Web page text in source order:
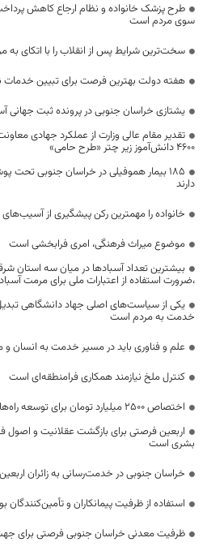
طرح پزشک خانواده و نظام ارجاع کاهش
سوی مردم است
سخت‌ترین شرایط پس از انقلاب را با اتکای
هفته دولت بهترین فرصت برای تبیین خدمات
یشتازی خراسان جنوبی در پرونده ثبت جهانی
تقدیر مقام عالی وزارت از عملکرد جهادی
۴۶۰۰ دانش‌آموز زیر چتر «طرح حامی»
۱۸۵ بیمار هموفیلی در خراسان جنوبی
دارند
خانواده را مهمترین رکن پیشگیری از
موضوع میراث فرهنگی، امری فرابخشی است
بیشترین تعداد آسبادها در میان سه استان
،ضرورت استفاده از اعتبارات ملی برای مرمت
یکی از سیاست‌های اصلی جهاد دانشگاهی
خدمت به مردم است
علم و فناوری باید در مسیر خدمت به انسان و
کنترل ملخ نیازمند همکاری فرامنطقه‌ای است
اختصاص 2500 میلیارد تومان برای توسعه راه‌های دوبانده خراسان جنوبی
اربعین فرصتی برای بازگشت عقلانیت و
بشری است
خراسان جنوبی در خدمت‌رسانی به زائران
استفاده از ظرفیت پیمانکاران و تأمین‌کنندگان
ظرفیت معدنی خراسان جنوبی فرصتی برای